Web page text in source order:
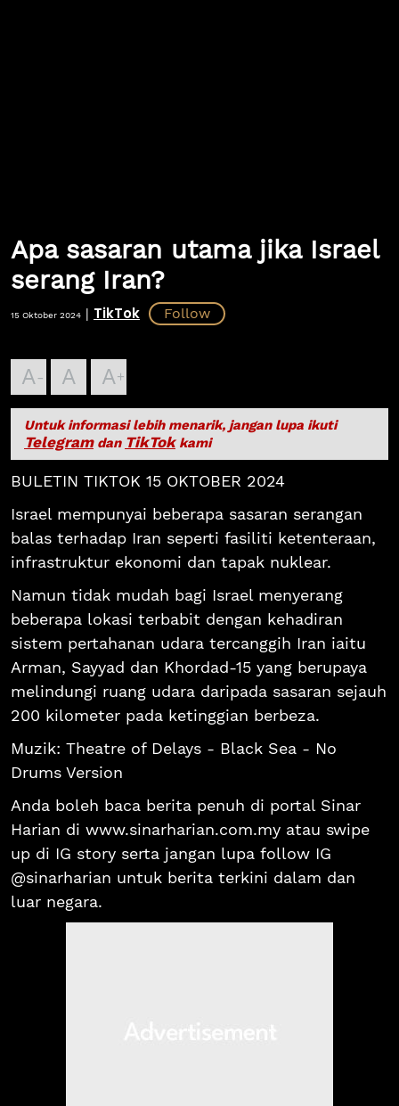
Apa sasaran utama jika Israel
serang Iran?
15 Oktober 2024 | TikTok
A A A
Untuk informasi lebih menarik, jangan lupa ikuti
Telegramdan TikTokkami
BULETIN TIKTOK 15 OKTOBER 2024
Israel mempunyai beberapa sasaran serangan
balas terhadap Iran seperti fasiliti ketenteraan,
infrastruktur ekonomi dan tapak nuklear.
Namun tidak mudah bagi Israel menyerang
beberapa lokasi terbabit dengan kehadiran
sistem pertahanan udara tercanggih Iran iaitu
Arman, Sayyad dan Khordad-15 yang berupaya
melindungi ruang udara daripada sasaran sejauh
200 kilometer pada ketinggian berbeza.
Muzik: Theatre of Delays - Black Sea - No
Drums Version
Anda boleh baca berita penuh di portal Sinar
Harian di www.sinarharian.com.my atau swipe
up di IG story serta jangan lupa follow IG
@sinarharian untuk berita terkini dalam dan
luar negara.